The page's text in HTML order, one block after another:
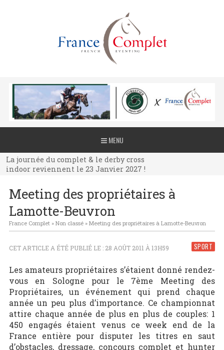
MENU
La journée du complet & le derby cross
indoor reviennent le 23 Janvier 2027 !
La journée du complet & le derby cross
indoor reviennent le 23 Janvier 2027 !
indoor reviennent le 23 Janvier 2027 !
Meeting des propriétaires à
Lamotte-Beuvron
France Complet» Non classé» Meeting des propriétaires à Lamotte-Beuvron
SPORT
CET ARTICLE A ÉTÉ PUBLIÉ LE : 28 AOÛT 2011 À 13H59
Les amateurs propriétaires s’étaient donné rendez-
vous en Sologne pour le 7ème Meeting des
Propriétaires, un événement qui prend chaque
année un peu plus d’importance. Ce championnat
attire chaque année de plus en plus de couples: 1
450 engagés étaient venus ce week end de la
France entière pour disputer les titres en saut
d’obstacles, dressage, concours complet et hunter